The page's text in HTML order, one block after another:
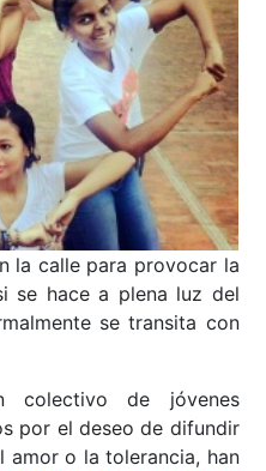
la calle para provocar la
se hace a plena luz del
se transita con
de jóvenes
por el deseo de difundir
amor o la tolerancia, han